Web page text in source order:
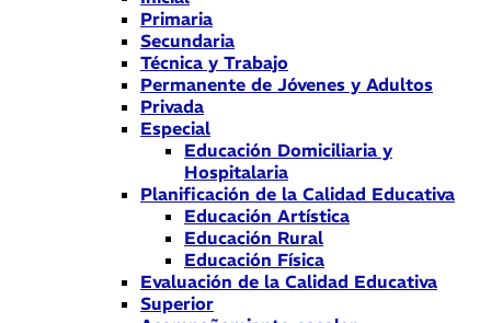
Primaria
Secundaria
Técnica y Trabajo
Permanente de Jóvenes y Adultos
Privada
Especial
Educación Domiciliaria y
Hospitalaria
Planificación de la Calidad Educativa
Educación Artística
Educación Rural
Educación Física
Evaluación de la Calidad Educativa
Superior